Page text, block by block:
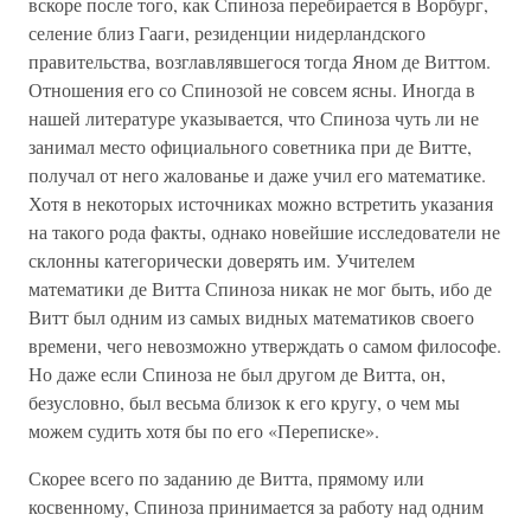
селение близ Гааги, резиденции нидерландского
правительства, возглавлявшегося тогда Яном де Виттом.
Отношения его со Спинозой не совсем ясны. Иногда в
нашей литературе указывается, что Спиноза чуть ли не
занимал место официального советника при де Витте,
получал от него жалованье и даже учил его математике.
Хотя в некоторых источниках можно встретить указания
на такого рода факты, однако новейшие исследователи не
склонны категорически доверять им. Учителем
математики де Витта Спиноза никак не мог быть, ибо де
Витт был одним из самых видных математиков своего
времени, чего невозможно утверждать о самом философе.
Но даже если Спиноза не был другом де Витта, он,
безусловно, был весьма близок к его кругу, о чем мы
можем судить хотя бы по его «Переписке».
Скорее всего по заданию де Витта, прямому или
косвенному, Спиноза принимается за работу над одним